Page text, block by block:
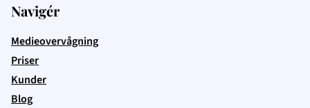
Navigér
Medieovervågning
Priser
Kunder
Blog